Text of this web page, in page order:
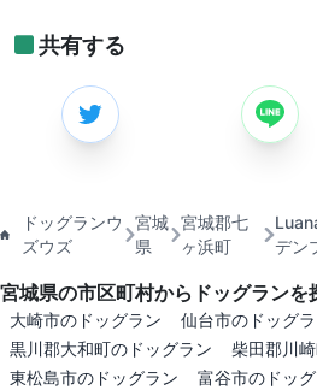
共有する
ドッグランウ
ズウズ
宮城
県
宮城郡七
ヶ浜町
デン
宮城県の市区町村からドッグランを
大崎市のドッグラン
仙台市のドッグ
黒川郡大和町のドッグラン
柴田郡川
東松島市のドッグラン
富谷市のドッ